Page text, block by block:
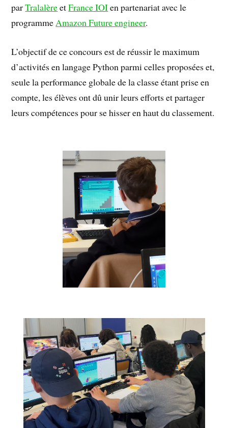
parTralalèreetFrance IOIen partenariat avec le
programmeAmazon Future engineer.
L’objectif de ce concours est de réussir le maximum
d’activités en langage Python parmi celles proposées et,
seule la performance globale de la classe étant prise en
compte, les élèves ont dû unir leurs efforts et partager
leurs compétences pour se hisser en haut du classement.